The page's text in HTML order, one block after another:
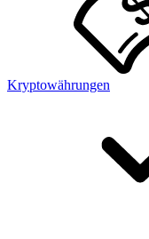
Kryptowährungen